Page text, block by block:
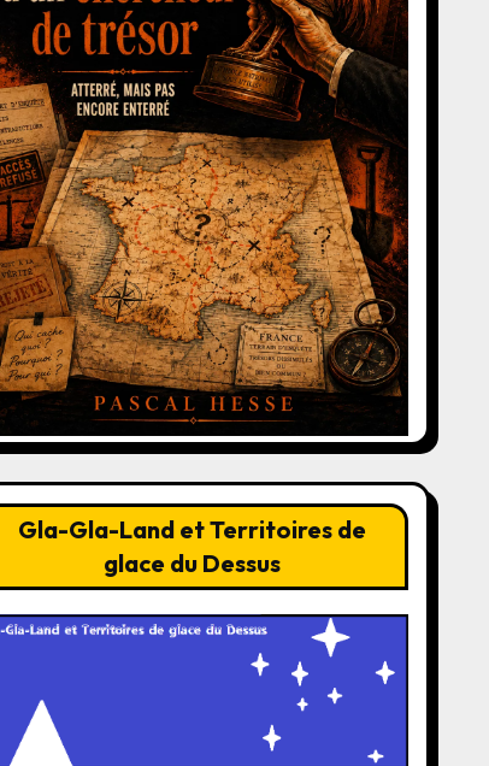
Gla-Gla-Land et Territoires de
glace du Dessus